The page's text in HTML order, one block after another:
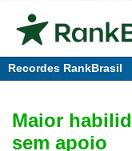
Recordes RankBrasil
Maior
sem apoio